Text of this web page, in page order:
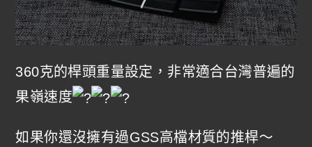
360克的桿頭重量設定，非常適合台灣普遍的
果嶺速度
如果你還沒擁有過GSS高檔材質的推桿～